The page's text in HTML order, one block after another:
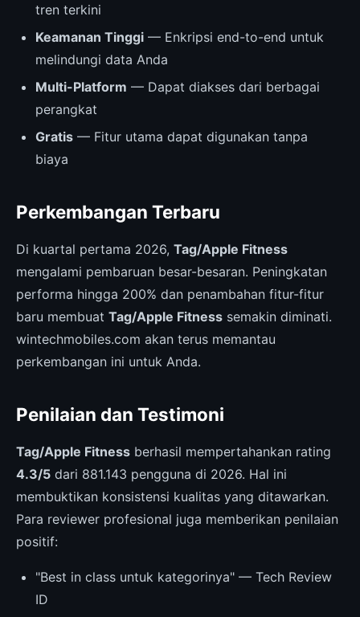
tren terkini
Keamanan Tinggi — Enkripsi end-to-end untuk
melindungi data Anda
Multi-Platform — Dapat diakses dari berbagai
perangkat
Gratis — Fitur utama dapat digunakan tanpa
biaya
Perkembangan Terbaru
Di kuartal pertama 2026, Tag/Apple Fitness
mengalami pembaruan besar-besaran. Peningkatan
performa hingga 200% dan penambahan fitur-fitur
baru membuat Tag/Apple Fitness semakin diminati.
wintechmobiles.com akan terus memantau
perkembangan ini untuk Anda.
Penilaian dan Testimoni
Tag/Apple Fitness berhasil mempertahankan rating
4.3/5 dari 881.143 pengguna di 2026. Hal ini
membuktikan konsistensi kualitas yang ditawarkan.
Para reviewer profesional juga memberikan penilaian
positif:
"Best in class untuk kategorinya" — Tech Review
ID